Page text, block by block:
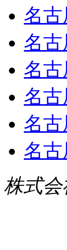
名古
名古
名古
名古
名古
名古
株式